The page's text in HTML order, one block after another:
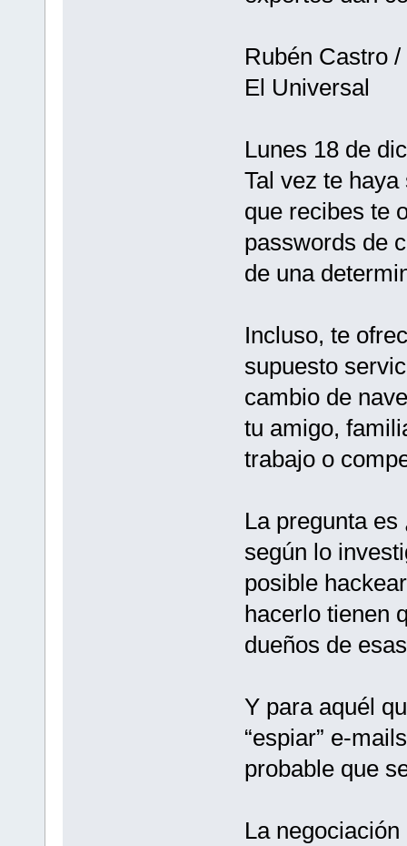
Rubén Castro
El Universal
Lunes 18 de
Tal vez te
que recibes te
passwords de
de una
Incluso, te
supuesto
cambio de
tu amigo,
trabajo o
La pregunta
según lo
posible
hacerlo tienen
dueños de
Y para aquél
“espiar” e-
probable que
La negociación